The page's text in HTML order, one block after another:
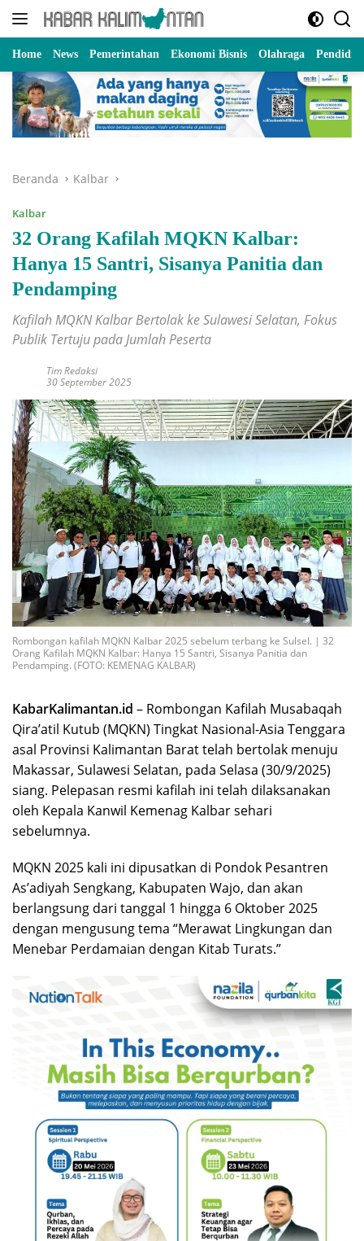
Langsung
Home News Pemerintahan Ekonomi Bisnis Olahraga
Beranda Kalbar
Kalbar
32 Orang Kafilah MQKN Kalbar:
Hanya 15 Santri, Sisanya Panitia dan
Pendamping
Kafilah MQKN Kalbar Bertolak ke Sulawesi Selatan, Fokus
Publik Tertuju pada Jumlah Peserta
Tim Redaksi
30 September 2025
Rombongan kafilah MQKN Kalbar 2025 sebelum terbang ke Sulsel. | 32
Orang Kafilah MQKN Kalbar: Hanya 15 Santri, Sisanya Panitia dan
Pendamping. (FOTO: KEMENAG KALBAR)
KabarKalimantan.id – Rombongan Kafilah Musabaqah
Qira’atil Kutub (MQKN) Tingkat Nasional-Asia Tenggara
asal Provinsi Kalimantan Barat telah bertolak menuju
Makassar, Sulawesi Selatan, pada Selasa (30/9/2025)
siang. Pelepasan resmi kafilah ini telah dilaksanakan
oleh Kepala Kanwil Kemenag Kalbar sehari
sebelumnya.
MQKN 2025 kali ini dipusatkan di Pondok Pesantren
As’adiyah Sengkang, Kabupaten Wajo, dan akan
berlangsung dari tanggal 1 hingga 6 Oktober 2025
dengan mengusung tema “Merawat Lingkungan dan
Menebar Perdamaian dengan Kitab Turats.”